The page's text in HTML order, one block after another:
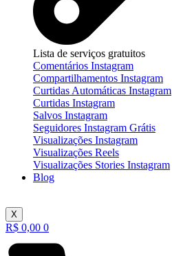
Lista de serviços gratuitos
Comentários Instagram
Compartilhamentos Instagram
Curtidas Automáticas Instagram
Curtidas Instagram
Salvos Instagram
Seguidores Instagram Grátis
Visualizações Instagram
Visualizações Reels
Visualizações Stories Instagram
Blog
X
R$ 0,00 0